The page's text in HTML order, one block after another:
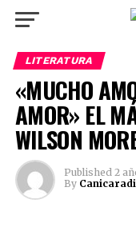
LITERATURA
«MUCHO
AMOR» EL
WILSON
Published 2
By